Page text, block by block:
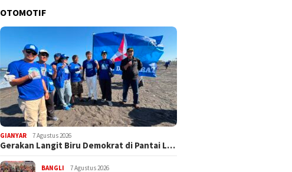
OTOMOTIF
GIANYAR 7 Agustus 2026
Gerakan Langit Biru Demokrat di Pantai L…
BANGLI 7 Agustus 2026